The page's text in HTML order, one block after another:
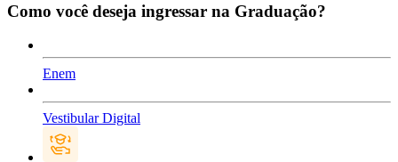
Como você deseja ingressar na Graduação?
Enem
Vestibular Digital